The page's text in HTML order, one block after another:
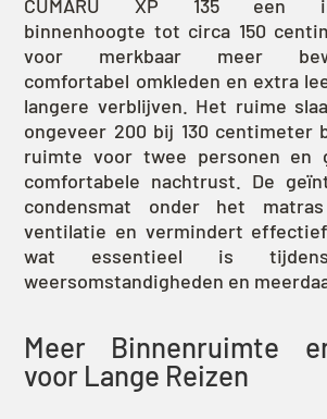
CUMARU XP 135 een
binnenhoogte tot circa 150
voor merkbaar meer
comfortabel omkleden en extra
langere verblijven. Het ruime
ongeveer 200 bij 130 centimeter
ruimte voor twee personen en
comfortabele nachtrust. De
condensmat onder het
ventilatie en vermindert
wat essentieel is tijdens
weersomstandigheden en
Meer Binnenruimte
voor Lange Reizen